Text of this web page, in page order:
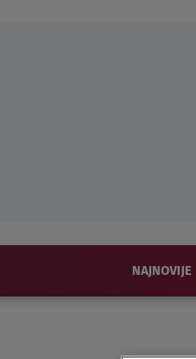
NAJNOVIJE